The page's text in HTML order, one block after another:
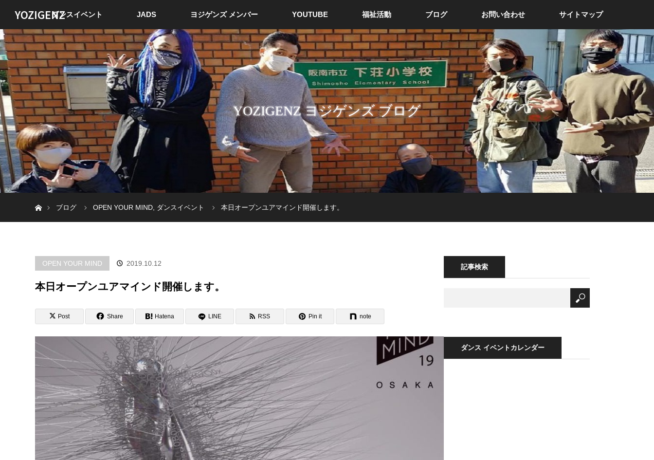
YOZIGENZダンスイベント JADS ヨジゲンズ メンバー YOUTUBE 福祉活動 ブログ お問い合わせ サイトマップ
YOZIGENZ ヨジゲンズ ブログ
ブログ
OPEN YOUR MIND ダンスイベント 本日オープンユアマインド開催します。
OPEN YOUR MIND 2019.10.12
本日オープンユアマインド開催します。
Post Share Hatena LINE RSS Pin it note
記事検索
ダンス イベントカレンダー